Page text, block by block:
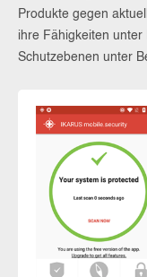
Produkte gegen
ihre Fähigkeiten unter
Schutzebenen unter